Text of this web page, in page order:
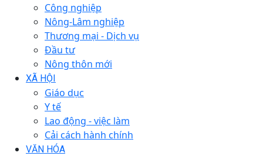
Công nghiệp
Nông-Lâm nghiệp
Thương mại - Dịch vụ
Đầu tư
Nông thôn mới
XÃ HỘI
Giáo dục
Y tế
Lao động - việc làm
Cải cách hành chính
VĂN HÓA